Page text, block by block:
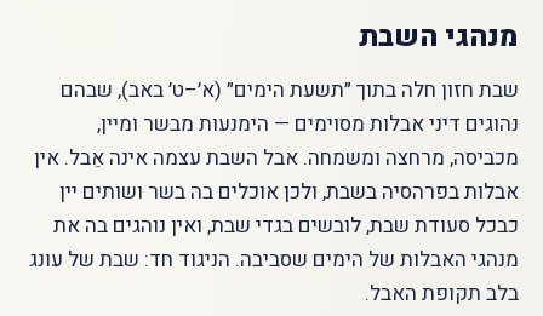
מנהגי השבת
שבת חזון חלה בתוך ״תשעת הימים״ (א׳–ט׳ באב), שבהם
נהוגים דיני אבלות מסוימים — הימנעות מבשר ומיין,
מכביסה, מרחצה ומשמחה. אבל השבת עצמה אינה אֵבל. אין
אבלות בפרהסיה בשבת, ולכן אוכלים בה בשר ושותים יין
כבכל סעודת שבת, לובשים בגדי שבת, ואין נוהגים בה את
מנהגי האבלות של הימים שסביבה. הניגוד חד: שבת של עונג
בלב תקופת האבל.